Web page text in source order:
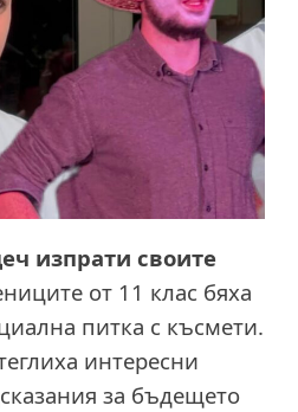
изпрати своите
от 11 клас бяха
питка с късмети.
интересни
за бъдещето